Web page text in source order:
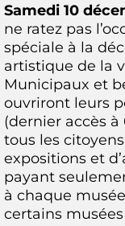
Samedi 10
ne ratez pas
spéciale à la
artistique de la
Municipaux et
ouvriront leurs
(dernier accès
tous les
expositions et
payant
à chaque
certains